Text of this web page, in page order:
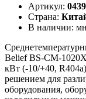
Артикул:
Страна:
В наличии:
Belief BS-CM-
кВт (-10/+40,
решением для
оборудования,